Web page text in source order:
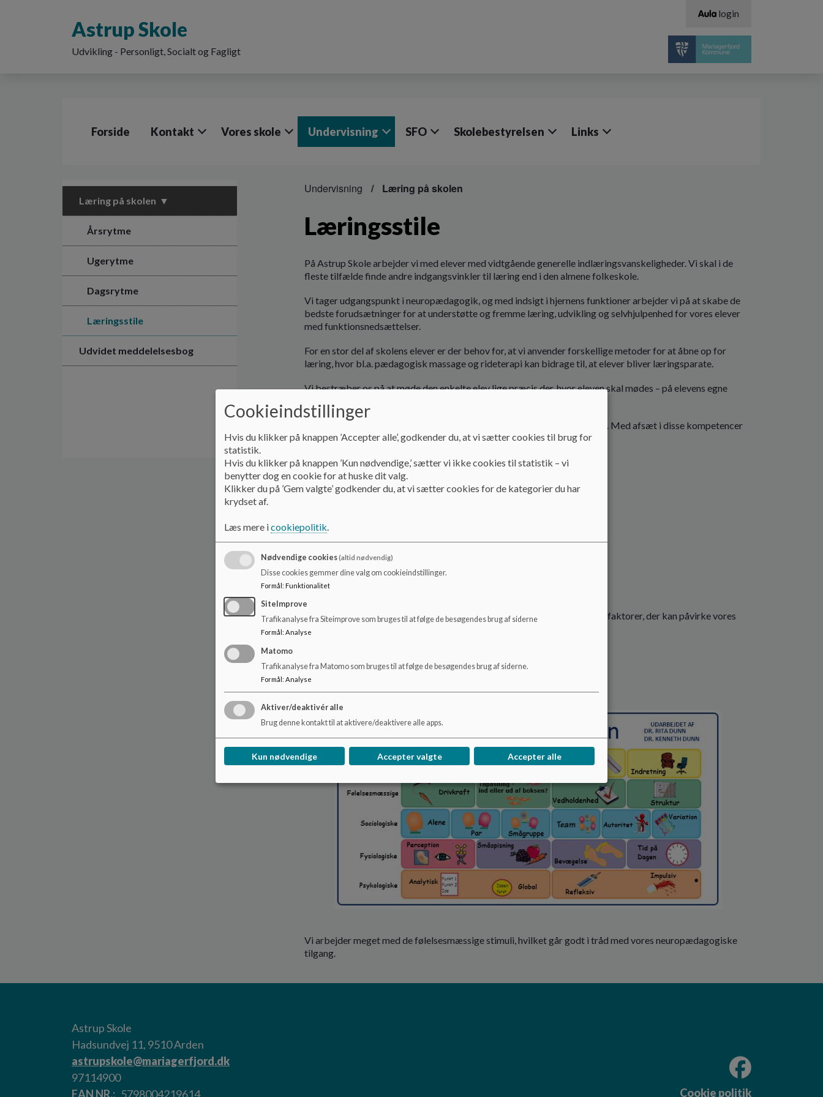
Astrup Skole
Udvikling - Personligt, Socialt og Fagligt
login
Forside Kontakt Vores skole Undervisning SFO Skolebestyrelsen Links
Læring på skolen
Årsrytme
Ugerytme
Dagsrytme
Læringsstile
Udvidet meddelelsesbog
Undervisning Læring på skolen
Læringsstile
På Astrup Skole arbejder vi med elever med vidtgående generelle indlæringsvanskeligheder. Vi skal i de
fleste tilfælde finde andre indgangsvinkler til læring end i den almene folkeskole.
Vi tager udgangspunkt i neuropædagogik, og med indsigt i hjernens funktioner arbejder vi på at skabe de
bedste forudsætninger for at understøtte og fremme læring, udvikling og selvhjulpenhed for vores elever
med funktionsnedsættelser.
For en stor del af skolens elever er der behov for, at vi anvender forskellige metoder for at åbne op for
læring, hvor bl.a. pædagogisk massage og rideterapi kan bidrage til, at elever bliver læringsparate.
Vi bestræber os på at møde den enkelte elev lige præcis der, hvor eleven skal mødes – på elevens egne
Elever med særlige behov har brug for voksne med særlige kompetencer. Med afsæt i disse kompetencer
arbejder vi med fokus på elevernes udvikling og faglighed.
På Astrup Skole arbejder vi ud fra læringsstilsteorien.
Læringsstile kan defineres sådan:
koncentrere os om ny og svær information
bearbejde den til viden i hjernen
lagre denne viden i hjernen
bruge denne viden igen, dvs. huske den
Dunns og Dunns model, der er afbildet her på siden, opererer med i alt 20 faktorer, der kan påvirke vores
negativt hvis vi bliver tvunget til at lære på måder, der ikke passer til os
Vi arbejder meget med de følelsesmæssige stimuli, hvilket går godt i tråd med vores neuropædagogiske
tilgang.
Astrup Skole
Hadsundvej 11, 9510 Arden
astrupskole@mariagerfjord.dk
97114900
EAN NR.
5798004219614 Cookie politik
Cookieindstillinger
Hvis du klikker på knappen ’Accepter alle’, godkender du, at vi sætter cookies til brug for
statistik.
Hvis du klikker på knappen ’Kun nødvendige,’ sætter vi ikke cookies til statistik – vi
benytter dog en cookie for at huske dit valg.
Klikker du på ’Gem valgte’ godkender du, at vi sætter cookies for de kategorier du har
krydset af.
Læs mere icookiepolitik.
Nødvendige cookies(altid nødvendig)
Disse cookies gemmer dine valg om cookieindstillinger.
Formål: Funktionalitet
SiteImprove
Trafikanalyse fra Siteimprove som bruges til at følge de besøgendes brug af siderne
Formål : Analyse
Matomo
Trafikanalyse fra Matomo som bruges til at følge de besøgendes brug af siderne.
Formål : Analyse
Aktiver/deaktivér alle
Brug denne kontakt til at aktivere/deaktivere alle apps.
Kun nødvendige Accepter valgte Accepter alle